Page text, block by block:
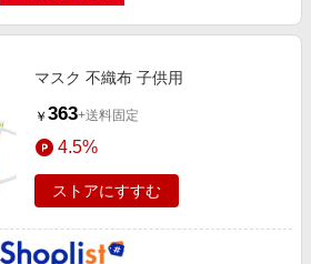
マスク 不織布 子供用
￥ 363+送料固定
4.5%
ストアにすすむ